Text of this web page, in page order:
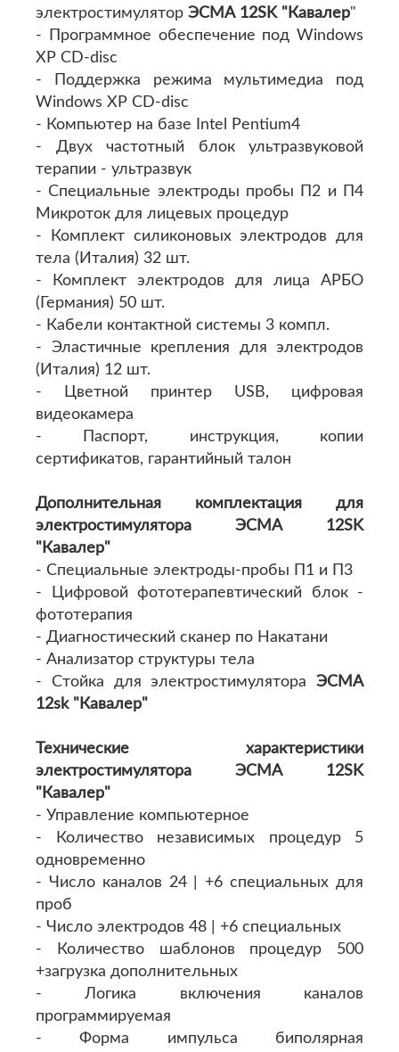
электростимулятор ЭСМА 12SK "Кавалер"
- Программное обеспечение под Windows
XP CD-disc
- Поддержка режима мультимедиа под
Windows XP CD-disc
- Компьютер на базе Intel Pentium4
- Двух частотный блок ультразвуковой
терапии - ультразвук
- Специальные электроды пробы П2 и П4
Микроток для лицевых процедур
- Комплект силиконовых электродов для
тела (Италия) 32 шт.
- Комплект электродов для лица АРБО
(Германия) 50 шт.
- Кабели контактной системы 3 компл.
- Эластичные крепления для электродов
(Италия) 12 шт.
- Цветной принтер USB, цифровая
видеокамера
- Паспорт, инструкция, копии
сертификатов, гарантийный талон
Дополнительная комплектация для
электростимулятора ЭСМА 12SK
"Кавалер"
- Специальные электроды-пробы П1 и П3
- Цифровой фототерапевтический блок -
фототерапия
- Диагностический сканер по Накатани
- Анализатор структуры тела
- Стойка для электростимулятора ЭСМА
12sk "Кавалер"
Технические характеристики
электростимулятора ЭСМА 12SK
"Кавалер"
- Управление компьютерное
- Количество независимых процедур 5
одновременно
- Число каналов 24 | +6 специальных для
проб
- Число электродов 48 | +6 специальных
- Количество шаблонов процедур 500
+загрузка дополнительных
- Логика включения каналов
программируемая
- Форма импульса биполярная